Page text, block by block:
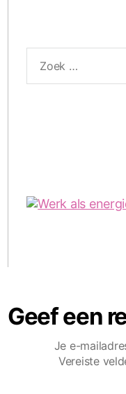
naar:
Geef een
Je e-
Vereiste